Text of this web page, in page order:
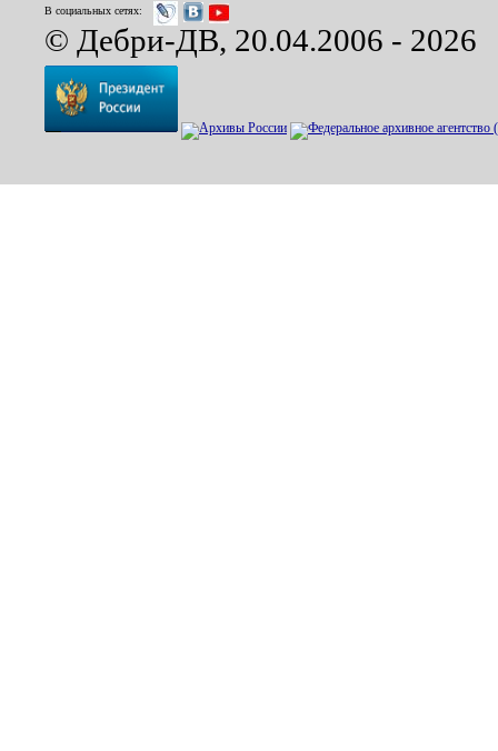
В социальных сетях:
© Дебри-ДВ, 20.04.2006 - 2026